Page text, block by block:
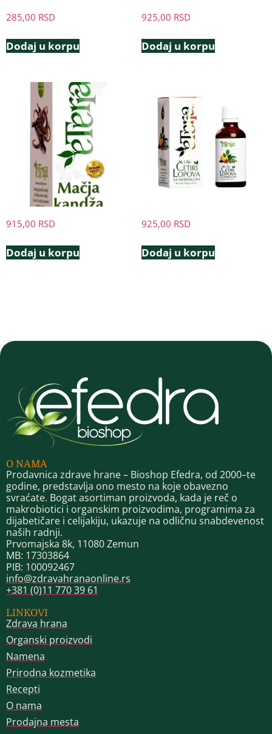
285,00 RSD
Dodaj u korpu
925,00 RSD
Dodaj u korpu
915,00 RSD
Dodaj u korpu
925,00 RSD
Dodaj u korpu
O NAMA
Prodavnica zdrave hrane – Bioshop Efedra, od 2000–te
godine, predstavlja ono mesto na koje obavezno
svraćate. Bogat asortiman proizvoda, kada je reč o
makrobiotici i organskim proizvodima, programima za
dijabetičare i celijakiju, ukazuje na odličnu snabdevenost
naših radnji.
Prvomajska 8k, 11080 Zemun
MB: 17303864
PIB: 100092467
info@zdravahranaonline.rs
+381 (0)11 770 39 61
LINKOVI
Zdrava hrana
Organski proizvodi
Namena
Prirodna kozmetika
Recepti
O nama
Prodajna mesta